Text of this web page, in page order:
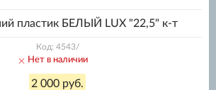
пластик БЕЛЫЙ LUX "22,5" к-т
Код: 4543/
Нет в наличии
2 000 руб.